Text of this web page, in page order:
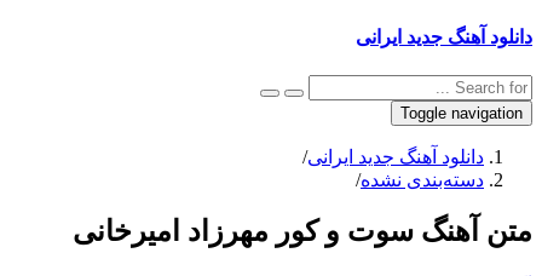
دانلود آهنگ جدید ایرانی
Toggle navigation
دانلود آهنگ جدید ایرانی/
دسته‌بندی نشده/
متن آهنگ سوت و کور مهرزاد امیرخانی